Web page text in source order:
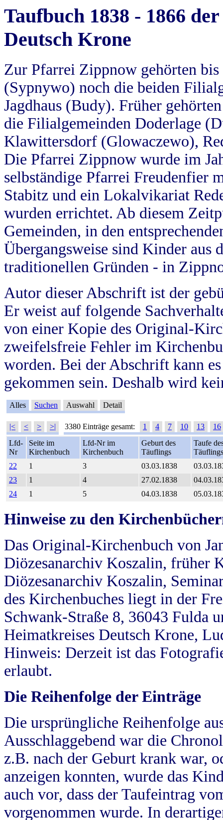
Taufbuch 1838 - 1866
Deutsch Krone
Zur Pfarrei Zippnow gehörten
(Sypnywo) noch die beiden
Jagdhaus (Budy). Früher
die Filialgemeinden Doderlage
Klawittersdorf (Glowaczewo),
Die Pfarrei Zippnow wurde im
selbständige Pfarrei Freudenfier
Stabitz und ein Lokalvikariat
wurden errichtet. Ab diesem
Gemeinden, in den
Übergangsweise sind Kinder aus
traditionellen Gründen - in
Autor dieser Abschrift ist der
Er weist auf folgende
von einer Kopie des Original-
zweifelsfreie Fehler im
worden. Bei der Abschrift kann
gekommen sein. Deshalb wird
Alles Suchen Auswahl Detail
|< < > >| 3380 Einträge gesamt: 1 4 7 10 13
16
Lfd-
Nr
Seite im
Kirchenbuch
Lfd-Nr im
Kirchenbuch
Geburt des
Täuflings
Taufe
Täuflings
22
1 3 03.03.1838
23
1 4 27.02.1838
24
1 5 04.03.1838
Hinweise zu den
Das Original-Kirchenbuch von
Diözesanarchiv Koszalin, früher
Diözesanarchiv Koszalin,
des Kirchenbuches liegt in der
Schwank-Straße 8, 36043 Fulda
Heimatkreises Deutsch Krone,
Hinweis: Derzeit ist das
erlaubt.
Die Reihenfolge der Einträge
Die ursprüngliche Reihenfolge
Ausschlaggebend war die
z.B. nach der Geburt krank war,
anzeigen konnten, wurde das
auch vor, dass der Taufeintrag
vorgenommen wurde. In